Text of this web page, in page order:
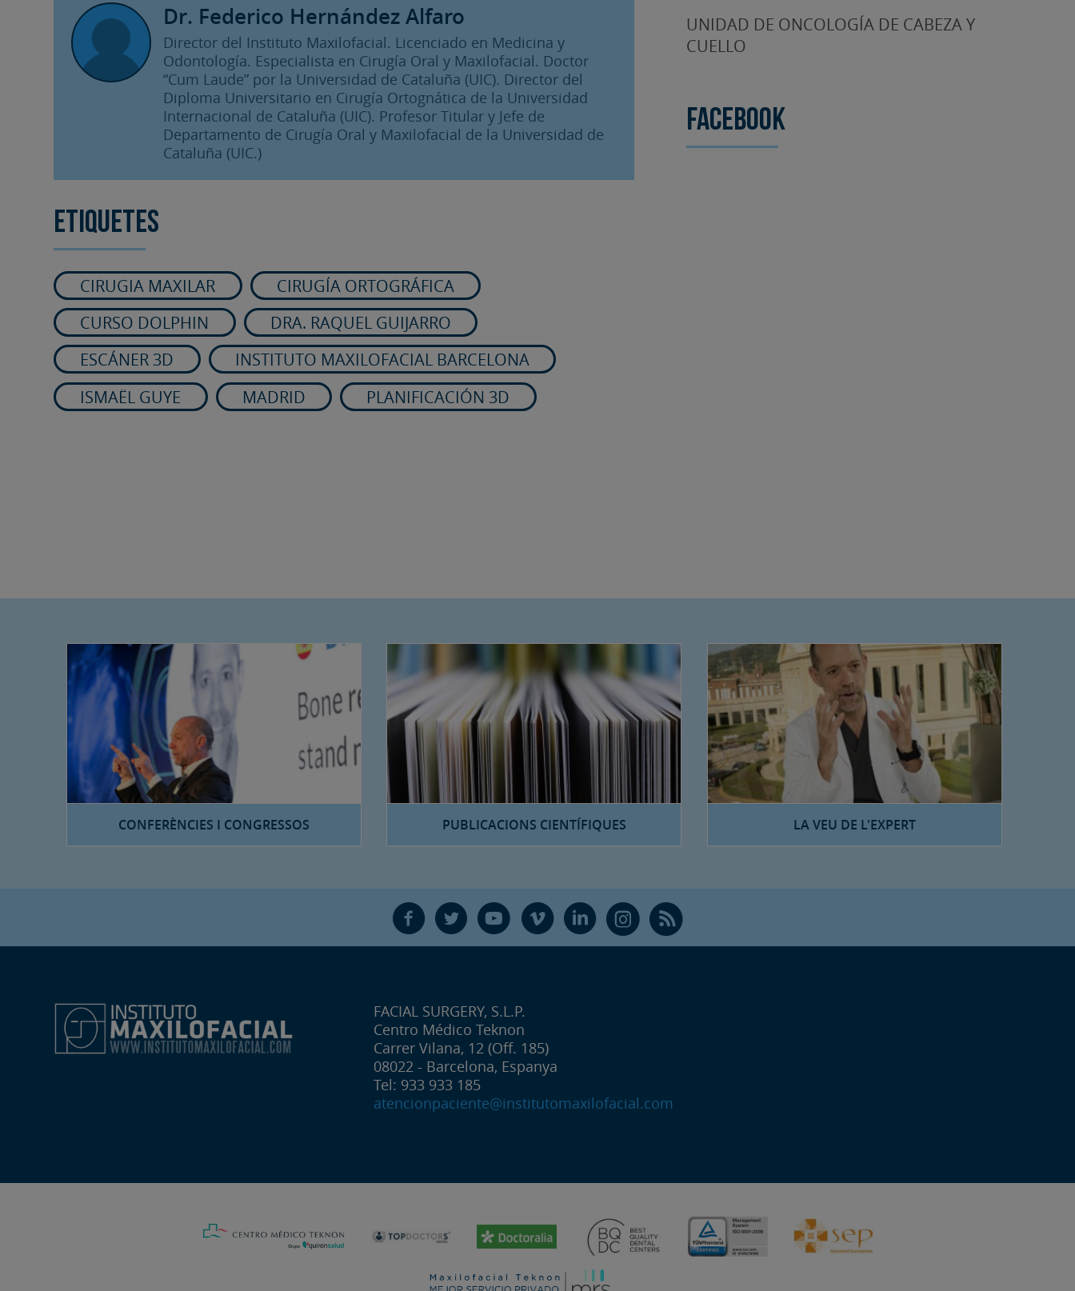
Dr. Federico Hernández Alfaro
Director del Instituto Maxilofacial. Licenciado en Medicina y
Odontología. Especialista en Cirugía Oral y Maxilofacial. Doctor
“Cum Laude” por la Universidad de Cataluña (UIC). Director del
Diploma Universitario en Cirugía Ortognática de la Universidad
Internacional de Cataluña (UIC). Profesor Titular y Jefe de
Departamento de Cirugía Oral y Maxilofacial de la Universidad de
Cataluña (UIC.)
Etiquetes
CIRUGIA MAXILAR
CIRUGÍA ORTOGRÁFICA
CURSO DOLPHIN
DRA. RAQUEL GUIJARRO
ESCÁNER 3D
INSTITUTO MAXILOFACIAL BARCELONA
ISMAËL GUYE
MADRID PLANIFICACIÓN 3D
UNIDAD DE ONCOLOGÍA DE CABEZA Y
CUELLO
Facebook
CONFERÈNCIES I CONGRESSOS PUBLICACIONS CIENTÍFIQUES LA VEU DE L'EXPERT
F T Y V L Ñ R
FACIAL SURGERY, S.L.P.
Centro Médico Teknon
Carrer Vilana, 12 (Off. 185)
08022 - Barcelona, Espanya
Tel: 933 933 185
atencionpaciente@institutomaxilofacial.com